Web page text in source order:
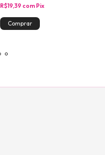
R$19,39 com Pix